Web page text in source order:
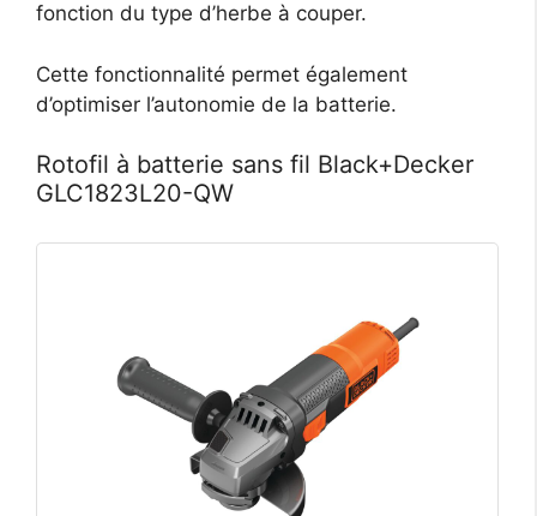
fonction du type d’herbe à couper.
Cette fonctionnalité permet également
d’optimiser l’autonomie de la batterie.
Rotofil à batterie sans fil Black+Decker
GLC1823L20-QW